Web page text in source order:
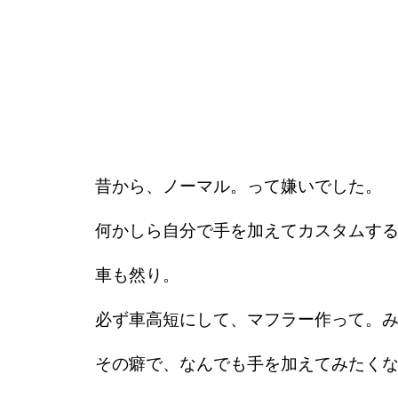
昔から、ノーマル。って嫌いでした。
何かしら自分で手を加えてカスタムす
車も然り。
必ず車高短にして、マフラー作って。
その癖で、なんでも手を加えてみたく